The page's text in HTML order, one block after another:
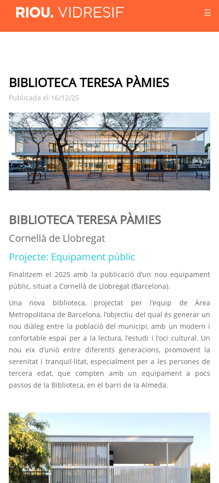
☰
BIBLIOTECA TERESA PÀMIES
Publicada el 16/12/25
BIBLIOTECA TERESA PÀMIES
Cornellà de Llobregat
Projecte: Equipament públic
Finalitzem el 2025 amb la publicació d’un nou equipament
públic, situat a Cornellà de Llobregat (Barcelona).
Una nova biblioteca, projectat per l’equip de Àrea
Metropolitana de Barcelona, l’objectiu del qual és generar un
nou diàleg entre la població del municipi, amb un modern i
confortable espai per a la lectura, l’estudi i l’oci cultural. Un
nou eix d’unió entre diferents generacions, promovent la
serenitat i tranquil·litat, especialment per a les persones de
tercera edat, que compten amb un equipament a pocs
passos de la Biblioteca, en el barri de la Almeda.